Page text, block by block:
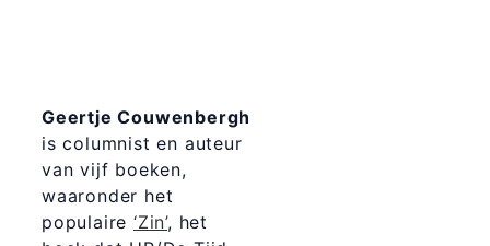
Geertje Couwenbergh
is columnist en auteur
van vijf boeken,
waaronder het
populaire‘Zin’, het